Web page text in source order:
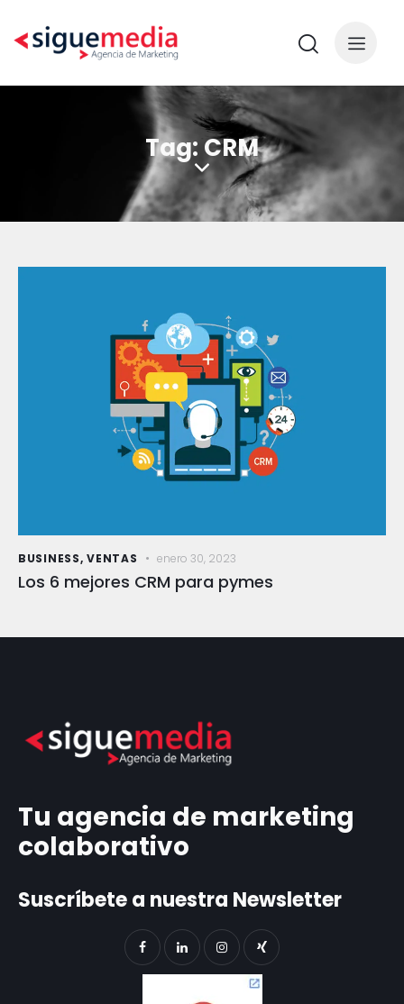
Tag: CRM
BUSINESS,VENTAS enero 30, 2023
Los 6 mejores CRM para pymes
Tu agencia de marketing
colaborativo
Suscríbete a nuestra Newsletter